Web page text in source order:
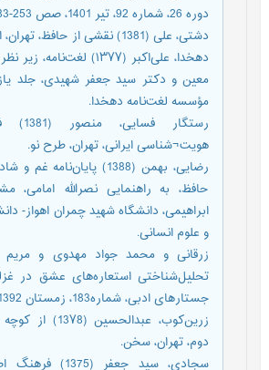
دوره 26، شماره 92، تیر 1401، صص 253-283.
دشتی، علی (1381) نقشی از حافظ، تهران، امیرکبیر.
دهخدا، علی‌اکبر (۱۳۷۷)
معین و دکتر سید جعفر شهیدی، جلد
مؤسسه لغت‌نامه دهخدا.
رستگار
هویت¬شناسی ایرانی، تهران، طرح نو.
رضایی، بهمن (1388) پایان‌نامه
حافظ، به راهنمایی نصرالله امامی،
ابراهیمی، دانشگاه شهید چمران اهواز-
و علوم انسانی.
تحلیل‌شناختی استعاره‌های عشق در
جستارهای ادبی، شماره183، زمستان 1392، صص1-30.
زرین‌کوب، عبدالحسین
دوم، تهران، سخن.
سجادی، سید جعفر